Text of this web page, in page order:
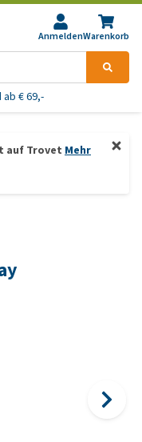
AnmeldenWarenkorb
€ 69,-
auf Trovet Mehr